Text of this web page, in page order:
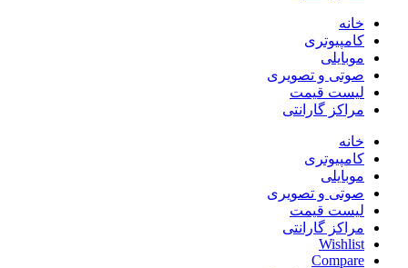
خانه
کامپیوتری
موبایلی
صوتی و تصویری
لیست قیمت
مراکز گارانتی
خانه
کامپیوتری
موبایلی
صوتی و تصویری
لیست قیمت
مراکز گارانتی
Wishlist
Compare